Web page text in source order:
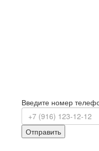
Введите номер
Отправить